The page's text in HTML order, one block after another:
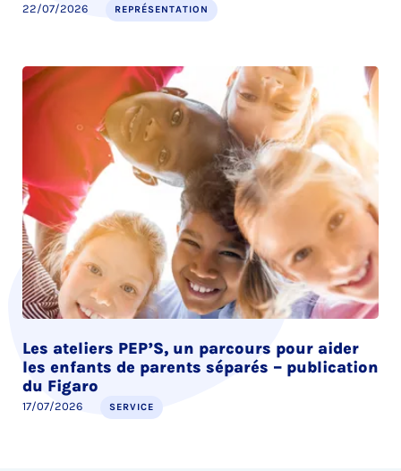
22/07/2026 REPRÉSENTATION
Les ateliers PEP’S, un parcours pour aider
les enfants de parents séparés – publication
du Figaro
17/07/2026 SERVICE